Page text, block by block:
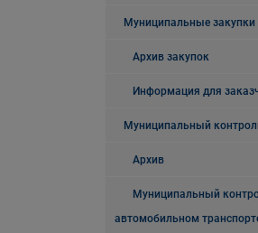
Муниципальные закупки
Архив закупок
Информация для
Муниципальный
Архив
Муниципальный
автомобильном